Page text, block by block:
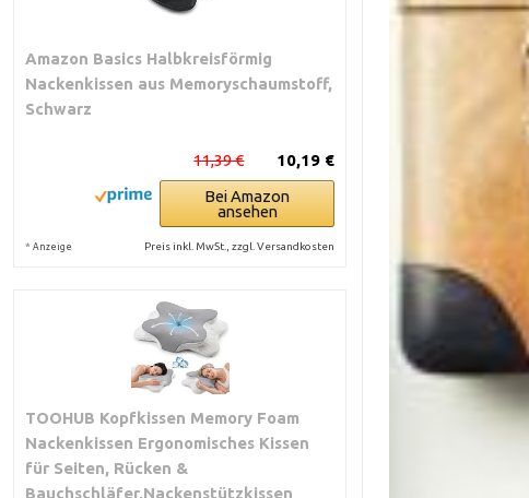
Amazon Basics Halbkreisförmig
Nackenkissen aus Memoryschaumstoff,
Schwarz
10,19 €
11,39 €
Bei Amazon
ansehen
* Anzeige Preis inkl. MwSt., zzgl. Versandkosten
TOOHUB Kopfkissen Memory Foam
Nackenkissen Ergonomisches Kissen
für Seiten, Rücken &
Bauchschläfer,Nackenstützkissen